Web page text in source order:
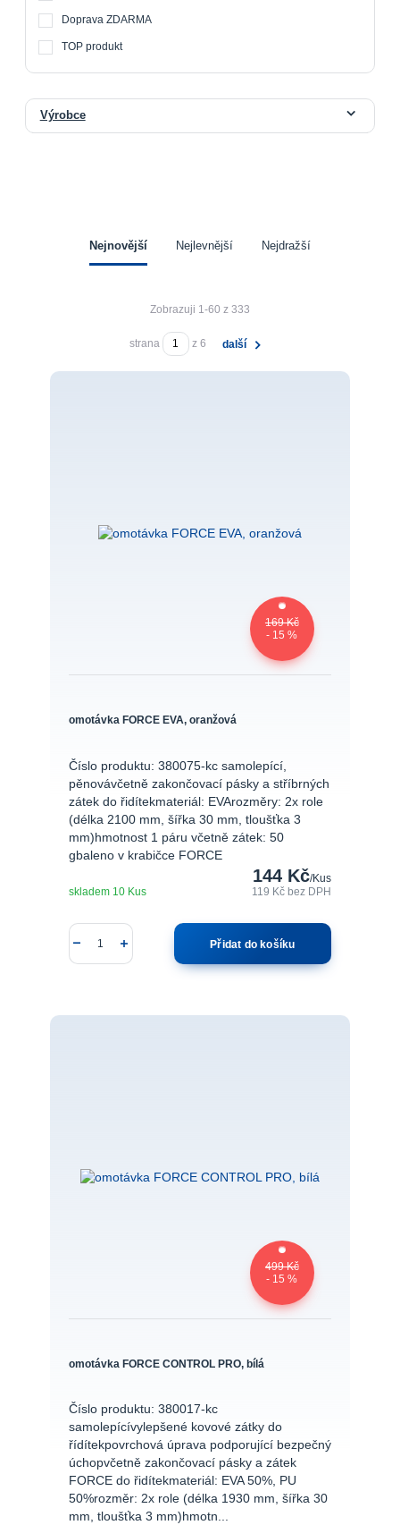
Doprava ZDARMA
TOP produkt
Výrobce
Nejnovější Nejlevnější Nejdražší
Zobrazuji 1-60 z 333
strana z 6 další
169 Kč
- 15 %
omotávka FORCE EVA, oranžová
Číslo produktu: 380075-kc samolepící,
pěnovávčetně zakončovací pásky a stříbrných
zátek do řidítekmateriál: EVArozměry: 2x role
(délka 2100 mm, šířka 30 mm, tloušťka 3
mm)hmotnost 1 páru včetně zátek: 50
gbaleno v krabičce FORCE
144 Kč/Kus
119 Kčbez DPH
skladem 10 Kus
Přidat do košíku
499 Kč
- 15 %
omotávka FORCE CONTROL PRO, bílá
Číslo produktu: 380017-kc
samolepícívylepšené kovové zátky do
řídítekpovrchová úprava podporující bezpečný
úchopvčetně zakončovací pásky a zátek
FORCE do řidítekmateriál: EVA 50%, PU
50%rozměr: 2x role (délka 1930 mm, šířka 30
mm, tloušťka 3 mm)hmotn...